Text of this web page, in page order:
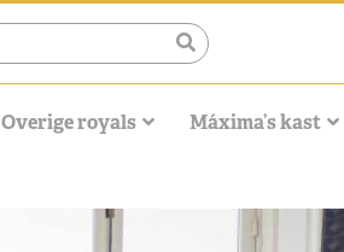
Overige royals Máxima’s kast